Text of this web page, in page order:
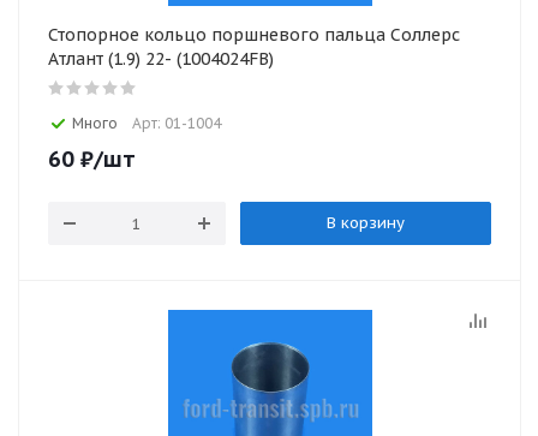
Стопорное кольцо поршневого пальца Соллерс
Атлант (1.9) 22- (1004024FB)
Много Арт: 01-1004
60 ₽/шт
В корзину